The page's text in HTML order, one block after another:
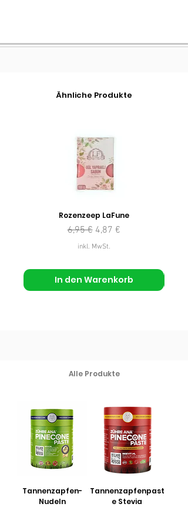
Ähnliche Produkte
Rozenzeep LaFune
Standardpreis
6,95 € Sale-Preis
4,87 €
inkl. MwSt.
In den Warenkorb
Alle Produkte
Tannenzapfen-
Nudeln
Tannenzapfenpast
e Stevia